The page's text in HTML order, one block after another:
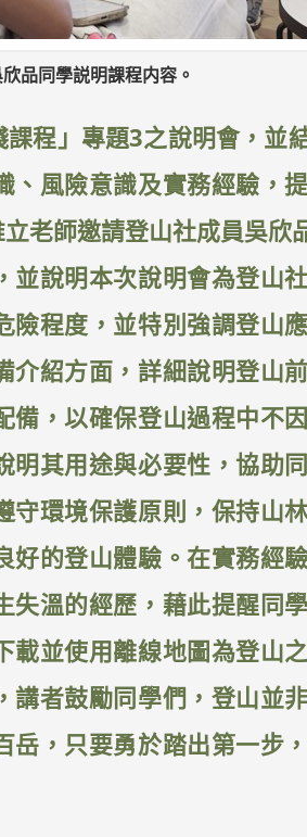
品同學説明課程内容。
程」專題3之說明會，並
風險意識及實務經驗，
老師邀請登山社成員吳欣
並說明本次說明會為登山
程度，並特別強調登山
介紹方面，詳細說明登山
備，以確保登山過程中不
明其用途與必要性，協助
環境保護原則，保持山
的登山體驗。在實務經
失溫的經歷，藉此提醒同
載並使用離線地圖為登山
講者鼓勵同學們，登山並
，只要勇於踏出第一步